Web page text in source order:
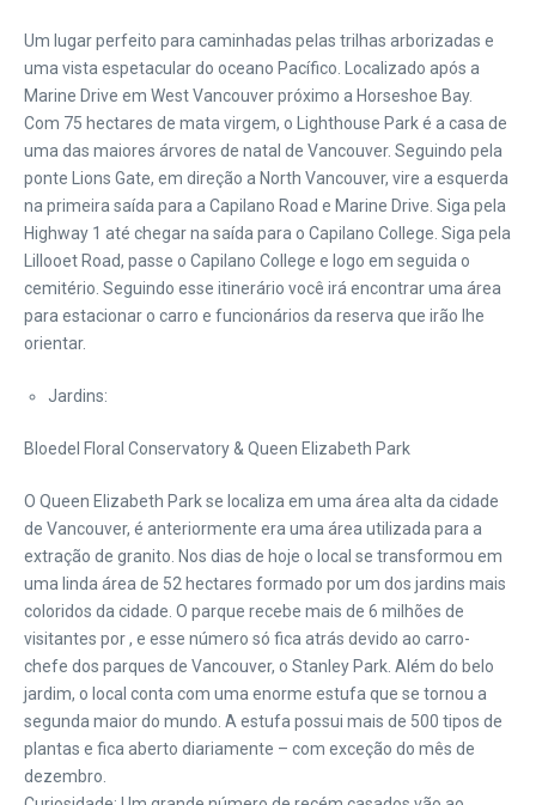
Um lugar perfeito para caminhadas pelas trilhas arborizadas e
uma vista espetacular do oceano Pacífico. Localizado após a
Marine Drive em West Vancouver próximo a Horseshoe Bay.
Com 75 hectares de mata virgem, o Lighthouse Park é a casa de
uma das maiores árvores de natal de Vancouver. Seguindo pela
ponte Lions Gate, em direção a North Vancouver, vire a esquerda
na primeira saída para a Capilano Road e Marine Drive. Siga pela
Highway 1 até chegar na saída para o Capilano College. Siga pela
Lillooet Road, passe o Capilano College e logo em seguida o
cemitério. Seguindo esse itinerário você irá encontrar uma área
para estacionar o carro e funcionários da reserva que irão lhe
orientar.
Jardins:
Bloedel Floral Conservatory & Queen Elizabeth Park
O Queen Elizabeth Park se localiza em uma área alta da cidade
de Vancouver, é anteriormente era uma área utilizada para a
extração de granito. Nos dias de hoje o local se transformou em
uma linda área de 52 hectares formado por um dos jardins mais
coloridos da cidade. O parque recebe mais de 6 milhões de
visitantes por , e esse número só fica atrás devido ao carro-
chefe dos parques de Vancouver, o Stanley Park. Além do belo
jardim, o local conta com uma enorme estufa que se tornou a
segunda maior do mundo. A estufa possui mais de 500 tipos de
plantas e fica aberto diariamente – com exceção do mês de
dezembro.